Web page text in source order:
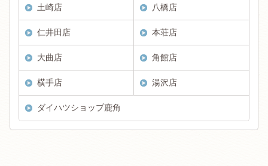
土崎店 八橋店
仁井田店 本荘店
大曲店 角館店
横手店 湯沢店
ダイハツショップ鹿角